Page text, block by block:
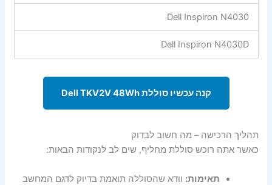
Dell Inspiron N4030
Dell Inspiron N4030D
קנה עכשיו סוללת Dell TKV2V 48Wh
תהליך הרכישה – מה חשוב לבדוק
כאשר אתה רוכש סוללת מחליף, שים לב לנקודות הבאות:
תאימות: וודא שהסוללה תואמת בדיוק לדגם המחשב